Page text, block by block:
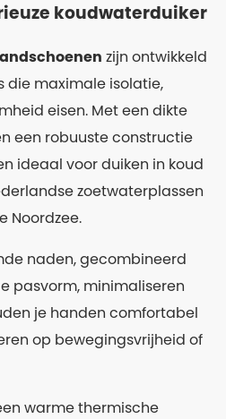
koudwaterduiker
zijn ontwikkeld
die maximale isolatie,
eisen. Met een dikte
een robuuste constructie
ideaal voor duiken in koud
zoetwaterplassen
Noordzee.
naden, gecombineerd
pasvorm, minimaliseren
je handen comfortabel
op bewegingsvrijheid of
warme thermische